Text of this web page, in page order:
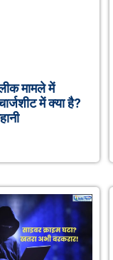
मामले में
में क्या है?